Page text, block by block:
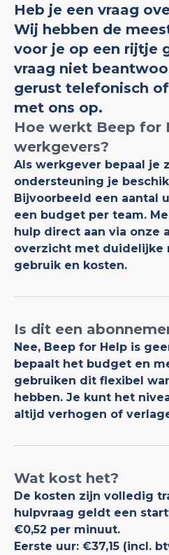
Heb je een vraag
Wij hebben de
voor je op een rijtje
vraag niet
gerust telefonisch
met ons op.
Hoe werkt Beep for
werkgevers?
Als werkgever bepaal je
ondersteuning je
Bijvoorbeeld een aantal
een budget per team.
hulp direct aan via onze
overzicht met duidelijke
gebruik en kosten.
Is dit een
Nee, Beep for Help is
bepaalt het budget en
gebruiken dit flexibel
hebben. Je kunt het
altijd verhogen of
Wat kost het?
De kosten zijn volledig
hulpvraag geldt een
€0,52 per minuut.
Eerste uur: €37,15 (incl.